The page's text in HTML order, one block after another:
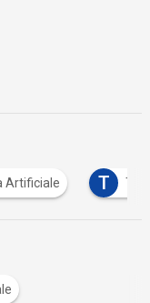
Artificiale T